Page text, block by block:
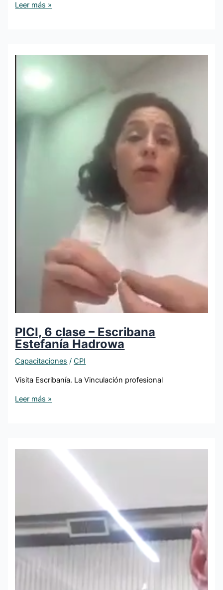
Leer más »
PICI, 6 clase – Escribana
Estefanía Hadrowa
Capacitaciones /CPI
Visita Escribanía. La Vinculación profesional
Leer más »